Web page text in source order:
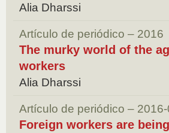
Alia Dharssi
Artículo de periódico – 2016
The murky world of the
workers
Alia Dharssi
Artículo de periódico –
Foreign workers are